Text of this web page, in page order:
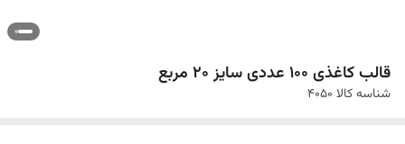
قالب کاغذی 100 عددی سایز 20 مربع
شناسه کالا ۴۰۵۰